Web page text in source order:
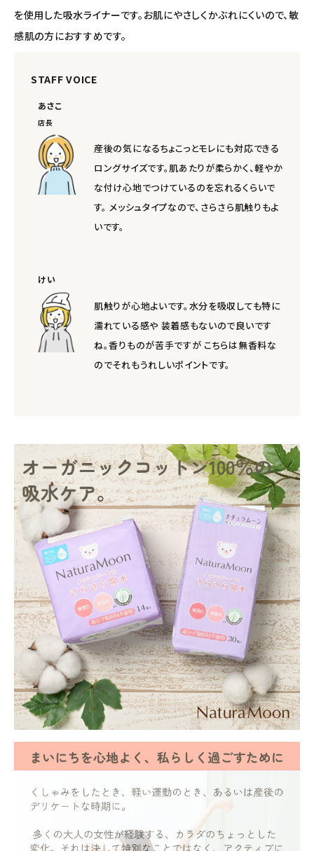
を使用した吸水ライナーです。お肌にやさしくかぶれにくいので、敏
感肌の方におすすめです。
STAFF VOICE
あさこ
店長
産後の気になるちょこっとモレにも対応できる
ロングサイズです。肌あたりが柔らかく、軽やか
な付け心地でつけているのを忘れるくらいで
す。 メッシュタイプなので、さらさら肌触りもよ
いです。
けい
肌触りが心地よいです。水分を吸収しても特に
濡れている感や 装着感もないので良いです
ね。香りものが苦手ですが こちらは無香料な
のでそれもうれしいポイントです。